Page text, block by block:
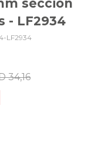
sección
- LF2934
LF2934
34,16